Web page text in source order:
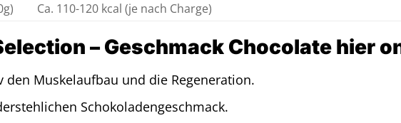
Ca. 110-120 kcal (je nach Charge)
– Geschmack Chocolate hier
den Muskelaufbau und die Regeneration.
Schokoladengeschmack.